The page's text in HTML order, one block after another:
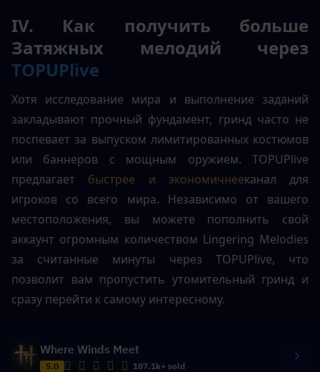
IV. Как получить больше
TOPUPlive
Хотя исследование мира и выполнение заданий
закладывают прочный фундамент, гринд часто не
поспевает за выпуском лимитированных костюмов
или баннеров с мощным оружием. TOPUPlive
предлагает быстрее и экономичнееканал для
игроков со всего мира. Независимо от вашего
местоположения, вы можете пополнить свой
аккаунт огромным количеством Lingering Melodies
за считанные минуты через TOPUPlive, что
позволит вам пропустить утомительный гринд и
сразу перейти к самому интересному.
Where Winds Meet
5.0 187.1k+ sold